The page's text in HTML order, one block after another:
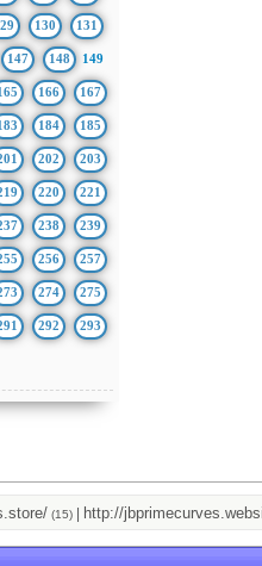
130 131
147 148 149
166 167
184 185
202 203
220 221
238 239
256 257
274 275
292 293
(15)|http://jbprimecurves.website/